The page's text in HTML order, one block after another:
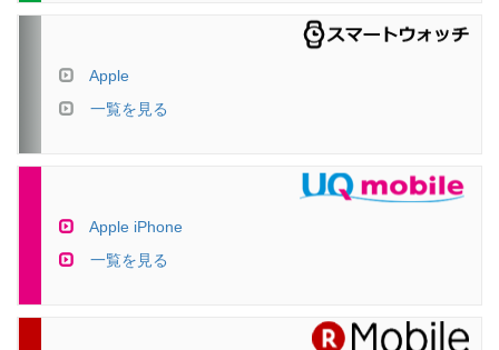
Apple
一覧を見る
Apple iPhone
一覧を見る